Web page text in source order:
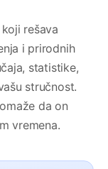
rešava
i prirodnih
statistike,
stručnost.
da on
vremena.